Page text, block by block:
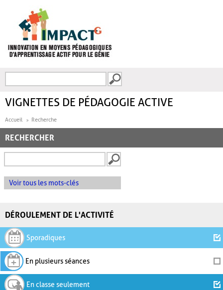
FORMULAIRE DE
VIGNETTES DE PÉDAGOGIE ACTIVE
Accueil Recherche
RECHERCHER
Voir tous les mots-clés
DÉROULEMENT DE L'ACTIVITÉ
Sporadiques
En plusieurs séances
En classe seulement